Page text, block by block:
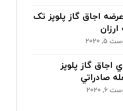
اجاق گاز پلوپز تک
2020
اجاق گاز پلوپز
صادراتي
2020